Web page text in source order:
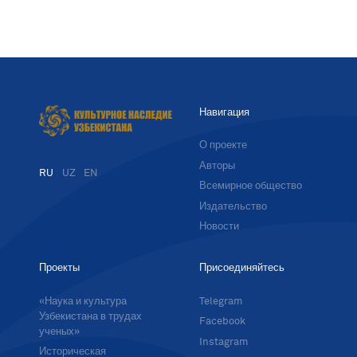
RU UZ EN
Навигация
О проекте
Авторы
Всемирное общество
Издательство
Новости
Проекты
«Наука и культура
Узбекистана в трудах
ученых»
Историческая
Присоединяйтесь
Telegram
Facebook
Instagram